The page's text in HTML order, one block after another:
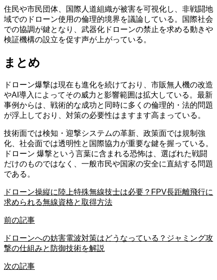
住民や市民団体、国際人道組織が被害を可視化し、非戦闘地
域でのドローン使用の倫理的境界を議論している。国際社会
での協調が鍵となり、武器化ドローンの禁止を求める動きや
検証機構の設立を促す声が上がっている。
まとめ
ドローン爆撃は現在も進化を続けており、市販無人機の改造
やAI導入によってその威力と影響範囲は拡大している。最新
事例からは、戦術的な成功と同時に多くの倫理的・法的問題
が浮上しており、対策の必要性はますます高まっている。
技術面では検知・迎撃システムの革新、政策面では規制強
化、社会面では透明性と国際協力が重要な鍵を握っている。
ドローン 爆撃という言葉に含まれる恐怖は、選ばれた戦闘
だけのものではなく、一般市民や国家の安全に直結する問題
である。
ドローン操縦に陸上特殊無線技士は必要？FPV長距離飛行に
求められる無線資格と取得方法
前の記事
ドローンへの妨害電波対策はどうなっている？ジャミング攻
撃の仕組みと防御技術を解説
次の記事